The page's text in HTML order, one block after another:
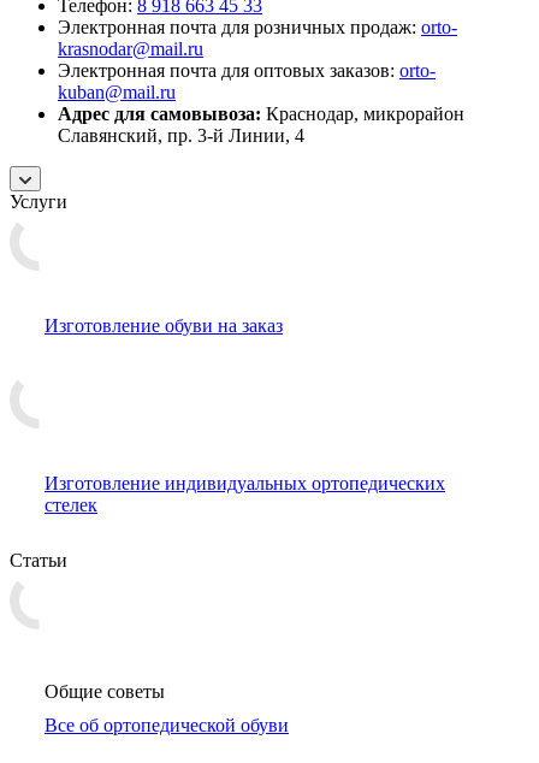
Телефон: 8 918 663 45 33
Электронная почта для розничных продаж: orto-
krasnodar@mail.ru
Электронная почта для оптовых заказов: orto-
kuban@mail.ru
Адрес для самовывоза: Краснодар, микрорайон
Славянский, пр. 3-й Линии, 4
Услуги
Изготовление обуви на заказ
Изготовление индивидуальных ортопедических
стелек
Статьи
Общие советы
Все об ортопедической обуви